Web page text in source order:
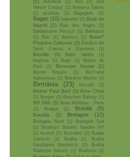
Automne (1) Ava (1)
Ave
Verum Corpus (1) Ayoama Satoru
(1)
azaléias (1) Bagagem. (1)
Bagan (10) baguette (1) Baia de
Napoli
(2) Baie des Anges
(1)
Baldassarre Peruzzi (1)
Balthazar
(1)
Bari (1) Barroco (1)
Base7
Projetos Culturais (3) Basilica dei
Santi Cosma e Damiano
(1)
Bastille (3) Bebo Valdés
(1)
begônia
(1) Beijo (1)
Belem do
Pará
(1) Benesse House (2)
Bernie Krause (1)
BerTrand
Auboyneau (1) Besame Mucho (1)
Birmânia (23) biscotti (1)
Bistrot Paul Bert (3) Bone China
(1) Borges (1) Bouchon Bakery (1)
BR 060 (3) Brad Mehldau - Paris
(1)
Braque (1) Brasilia (5)
Brasília (3) Bretagne (12)
Bretagne Nord (1)
Bretagne Sud
(1)
Brooklyn Botanic Garden NY
(1) brunch (1) Bruxelles (1)
Budas
Dainichi
(1) Budha (1)
Budha
Gauthama (histórico)
(1)
Budha
Maitreya (futuro) (1) Budismo (1)